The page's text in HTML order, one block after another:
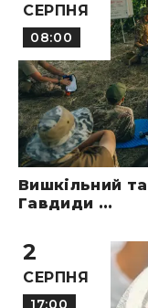
СЕРПНЯ
08:00
Вишкільний
Гавдиди ...
2
СЕРПНЯ
17:00